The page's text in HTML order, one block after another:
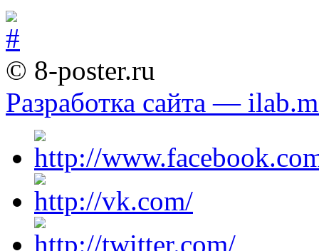
© 8-poster.ru
Разработка сайта —